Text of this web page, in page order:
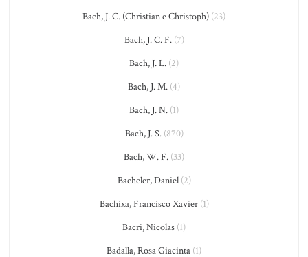
Bach, J. C. (Christian e Christoph) (23)
Bach, J. C. F.(7)
Bach, J. L. (2)
Bach, J. M. (4)
Bach, J. N. (1)
Bach, J. S.(870)
Bach, W. F. (33)
Bacheler, Daniel(2)
Bachixa, Francisco Xavier(1)
Bacri, Nicolas (1)
Badalla, Rosa Giacinta (1)